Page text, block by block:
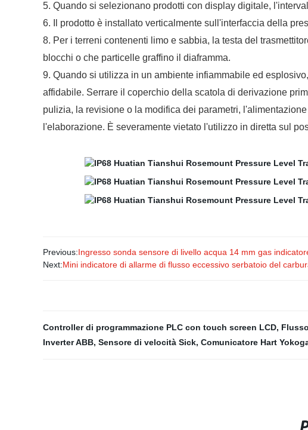
5. Quando si selezionano prodotti con display digitale,
6. Il prodotto è installato verticalmente sull'interfaccia della
8. Per i terreni contenenti limo e sabbia, la testa del
blocchi o che particelle graffino il diaframma.
9. Quando si utilizza in un ambiente infiammabile ed
affidabile. Serrare il coperchio della scatola di derivazione
pulizia, la revisione o la modifica dei parametri,
l'elaborazione. È severamente vietato l'utilizzo in diretta sul
Previous:Ingresso sonda sensore di livello acqua 14 mm gas
Next:Mini indicatore di allarme di flusso eccessivo serbatoio del
Controller di programmazione PLC con touch screen LCD,
Inverter ABB, Sensore di velocità Sick, Comunicatore Hart